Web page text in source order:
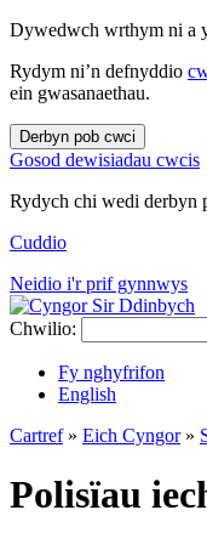
Dywedwch wrthym ni a
Rydym ni’n defnyddio
ein gwasanaethau.
Derbyn pob cwci
Gosod dewisiadau cwcis
Rydych chi wedi derbyn
Cuddio
Neidio i'r prif gynnwys
Chwilio:
Fy nghyfrifon
English
Cartref» Eich Cyngor»
Polisïau